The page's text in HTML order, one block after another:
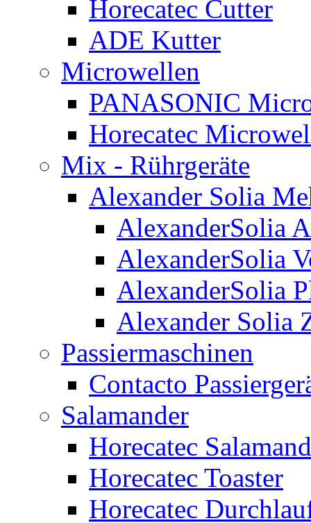
Horecatec Cutter
ADE Kutter
Microwellen
PANASONIC
Horecatec
Mix - Rührgeräte
Alexander Solia
AlexanderSolia
AlexanderSolia
AlexanderSolia
Alexander Solia
Passiermaschinen
Contacto
Salamander
Horecatec
Horecatec Toaster
Horecatec